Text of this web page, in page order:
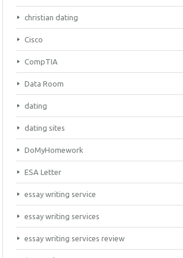
christian dating
Cisco
CompTIA
Data Room
dating
dating sites
DoMyHomework
ESA Letter
essay writing service
essay writing services
essay writing services review